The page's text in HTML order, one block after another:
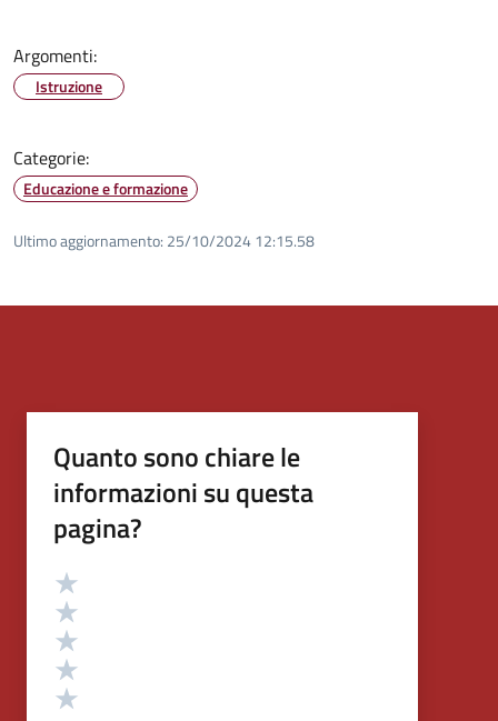
Argomenti:
Istruzione
Categorie:
Educazione e formazione
Ultimo aggiornamento: 25/10/2024 12:15.58
Quanto sono chiare le
informazioni su questa
pagina?
Valutazione